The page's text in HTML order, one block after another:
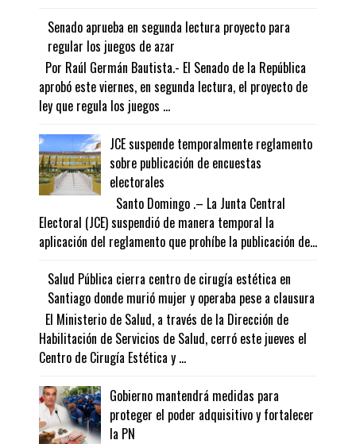
Senado aprueba en segunda lectura proyecto para
regular los juegos de azar
Por Raúl Germán Bautista.- El Senado de la República
aprobó este viernes, en segunda lectura, el proyecto de
ley que regula los juegos ...
JCE suspende temporalmente reglamento
sobre publicación de encuestas
electorales
Santo Domingo .– La Junta Central
Electoral (JCE) suspendió de manera temporal la
aplicación del reglamento que prohíbe la publicación de...
Salud Pública cierra centro de cirugía estética en
Santiago donde murió mujer y operaba pese a clausura
El Ministerio de Salud, a través de la Dirección de
Habilitación de Servicios de Salud, cerró este jueves el
Centro de Cirugía Estética y ...
Gobierno mantendrá medidas para
proteger el poder adquisitivo y fortalecer
la PN